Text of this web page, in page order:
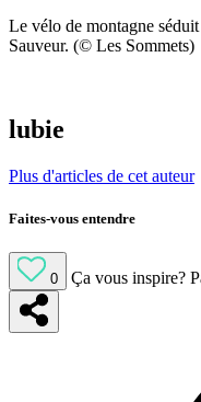
Le vélo de montagne
Sauveur. (© Les Sommets)
lubie
Plus d'articles de cet auteur
Faites-vous entendre
0 Ça vous inspire?